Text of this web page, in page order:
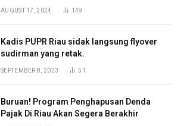
AUGUST 17, 2024 149
Kadis PUPR Riau sidak langsung flyover
sudirman yang retak.
SEPTEMBER 8, 2023 51
Buruan! Program Penghapusan Denda
Pajak Di Riau Akan Segera Berakhir